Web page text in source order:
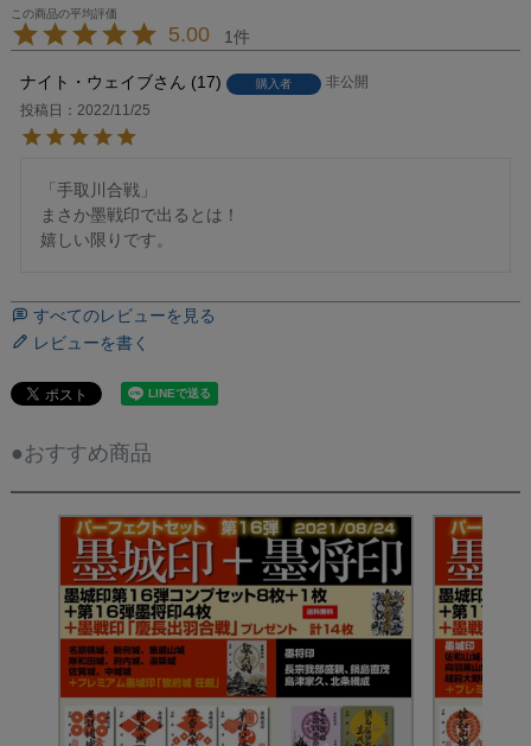
5.00 1
ナイト・ウェイブ 17 購入者
非公開
投稿日
2022/11/25
「手取川合戦」
まさか墨戦印で出るとは！
嬉しい限りです。
すべてのレビューを見る
レビューを書く
●おすすめ商品